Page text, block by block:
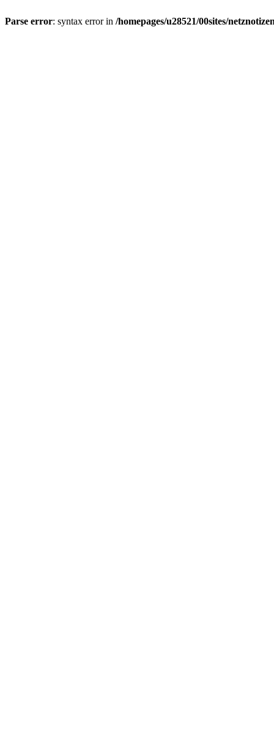
Parse error: syntax error in /homepages/u28521/00sites/